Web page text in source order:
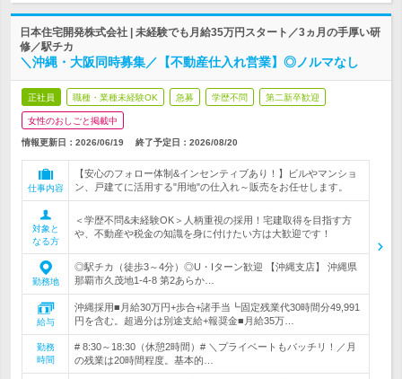
日本住宅開発株式会社 | 未経験でも月給35万円スタート／3ヵ月の手厚い研
修／駅チカ
＼沖縄・大阪同時募集／【不動産仕入れ営業】◎ノルマなし
正社員 職種・業種未経験OK 急募 学歴不問 第二新卒歓迎
女性のおしごと掲載中
情報更新日：2026/06/19 終了予定日： 2026/08/20
仕事内容
【安心のフォロー体制&インセンティブあり！】ビルやマンショ
ン、戸建てに活用する"用地"の仕入れ～販売をお任せします。
対象と
なる方
＜学歴不問&未経験OK＞人柄重視の採用！宅建取得を目指す方
や、不動産や税金の知識を身に付けたい方は大歓迎です！
勤務地
◎駅チカ（徒歩3～4分）◎U・Iターン歓迎 【沖縄支店】 沖縄県
那覇市久茂地1-4-8 第2あらか…
給与
沖縄採用■月給30万円+歩合+諸手当┗固定残業代30時間分49,991
円を含む。超過分は別途支給+報奨金■月給35万…
勤務
時間
# 8:30～18:30（休憩2時間）# ＼プライベートもバッチリ！／月
の残業は20時間程度。基本的…